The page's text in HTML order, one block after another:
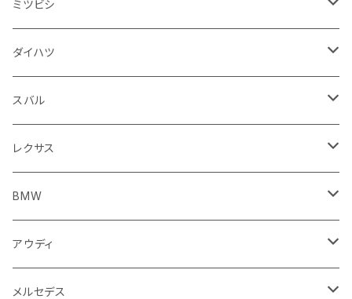
ジープ
ボルボ
ジャガー
プジョー
ランドローバー
ルノー
キャデラック
フォルクスワーゲン
ジープ
ボルボ
ジャガー
キャデラック
シボレー
シトロエン
アストンマーティン
アウディ
ベントレー
BMW
キャデラック
シボレー
クライスラー
バックドアガラス
トランクリッド
ダッシュボード
センタークラスター
グローブボックス
シフトレバー
センターコンソール
ドゥカティ
モトグッツイ
アプリリア
KTM
プジョー
ハスクバーナ
ロイヤルエンフィールド
ウインカー
足回り
サスペンション
ホイール
駆動系
クラッチ
クラッチホース
フレーム
ライト系
タンク系
キャブレター
その他
ステアリング系
シートカバー
外装系
タイヤ回り系
エンジン回り
ミラー
サイドミラー
トランクマット
トランクマット
フェンダー周り
フロントガラス回り
サイドミラー
ライト系
エンジン系部品
スポイラー
フロントガラス回り
ウォッシャージェット
フェンダー周り
運転席周り
アームレスト
バイク 排気系
マフラー
サイドミラー
バイク ハンドル系
エンジン系
フロアマット
ボンネット回り
フェンダー周り
フロントガラス回り
リアガラス回り
ライト系
インパネ周り
ミツビシ
フロアマット
キーホルダー
フロントガラス回り
ワイパー
足回り系
フェンダー
バンパー
ライト系
ダイハツ
フロアマット
フロントガラス回り
ワイパー
運転席周り
足回り
サスペンション
スバル
フロアマット
フロントガラス回り
ワイパー
その他
足回り系
レクサス
フロアマット
トランクマット
シートカバー
BMW
フロアマット
オーディオ系
アウディ
フロアマット
メルセデス